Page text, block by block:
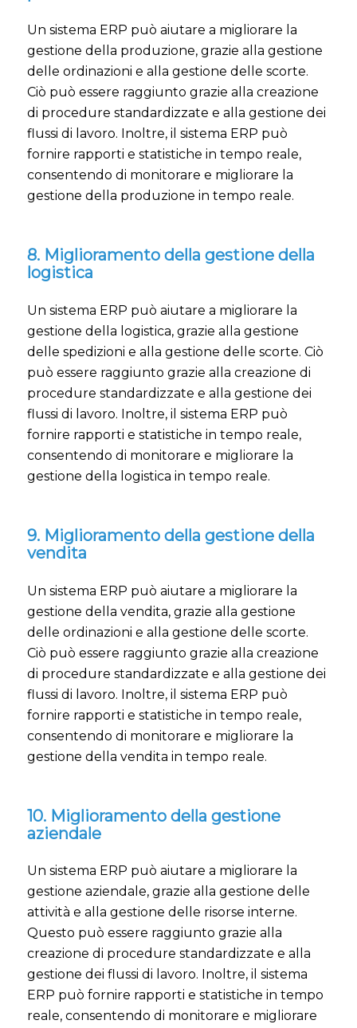
Un sistema ERP può aiutare a migliorare la
gestione della produzione, grazie alla gestione
delle ordinazioni e alla gestione delle scorte.
Ciò può essere raggiunto grazie alla creazione
di procedure standardizzate e alla gestione dei
flussi di lavoro. Inoltre, il sistema ERP può
fornire rapporti e statistiche in tempo reale,
consentendo di monitorare e migliorare la
gestione della produzione in tempo reale.
8. Miglioramento della gestione della
logistica
Un sistema ERP può aiutare a migliorare la
gestione della logistica, grazie alla gestione
delle spedizioni e alla gestione delle scorte. Ciò
può essere raggiunto grazie alla creazione di
procedure standardizzate e alla gestione dei
flussi di lavoro. Inoltre, il sistema ERP può
fornire rapporti e statistiche in tempo reale,
consentendo di monitorare e migliorare la
gestione della logistica in tempo reale.
9. Miglioramento della gestione della
vendita
Un sistema ERP può aiutare a migliorare la
gestione della vendita, grazie alla gestione
delle ordinazioni e alla gestione delle scorte.
Ciò può essere raggiunto grazie alla creazione
di procedure standardizzate e alla gestione dei
flussi di lavoro. Inoltre, il sistema ERP può
fornire rapporti e statistiche in tempo reale,
consentendo di monitorare e migliorare la
gestione della vendita in tempo reale.
10. Miglioramento della gestione
aziendale
Un sistema ERP può aiutare a migliorare la
gestione aziendale, grazie alla gestione delle
attività e alla gestione delle risorse interne.
Questo può essere raggiunto grazie alla
creazione di procedure standardizzate e alla
gestione dei flussi di lavoro. Inoltre, il sistema
ERP può fornire rapporti e statistiche in tempo
reale, consentendo di monitorare e migliorare